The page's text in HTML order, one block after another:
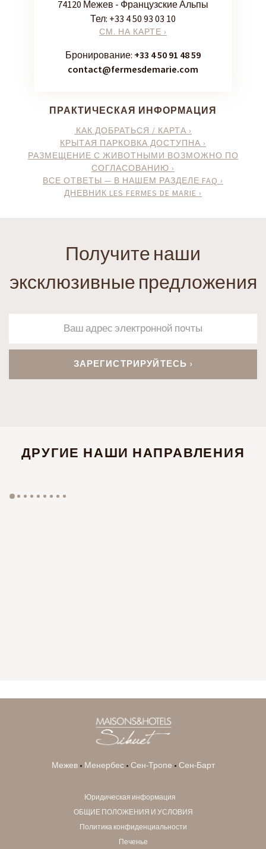
Получите наши
эксклюзивные предложения
74120 Межев - Французские Альпы
Тел: +33 4 50 93 03 10
СМ. НА КАРТЕ ›
Бронирование: +33 4 50 91 48 59
contact@fermesdemarie.com
ПРАКТИЧЕСКАЯ ИНФОРМАЦИЯ
КАК ДОБРАТЬСЯ / КАРТА ›
КРЫТАЯ ПАРКОВКА ДОСТУПНА ›
РАЗМЕЩЕНИЕ С ЖИВОТНЫМИ ВОЗМОЖНО ПО
СОГЛАСОВАНИЮ ›
ВСЕ ОТВЕТЫ — В НАШЕМ РАЗДЕЛЕ FAQ ›
ДНЕВНИК LES FERMES DE MARIE ›
ДРУГИЕ НАШИ НАПРАВЛЕНИЯ
Межев• Менербес• Сен-Тропе • Сен-Барт
Юридическая информация
ОБЩИЕ ПОЛОЖЕНИЯ И УСЛОВИЯ
Политика конфиденциальности
Печенье